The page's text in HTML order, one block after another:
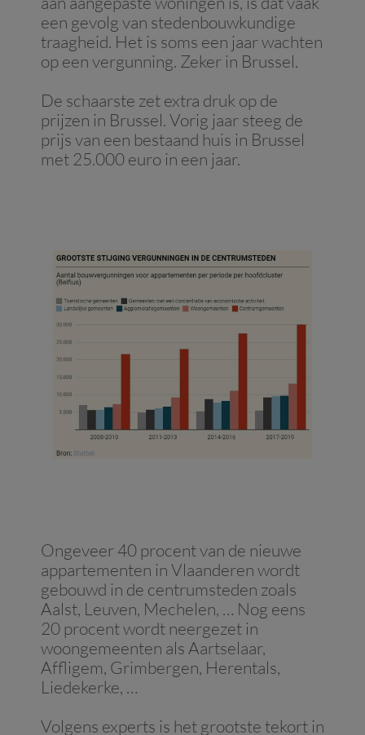
een gevolg van stedenbouwkundige
traagheid. Het is soms een jaar wachten
op een vergunning. Zeker in Brussel.
De schaarste zet extra druk op de
prijzen in Brussel. Vorig jaar steeg de
prijs van een bestaand huis in Brussel
met 25.000 euro in een jaar.
Ongeveer 40 procent van de nieuwe
appartementen in Vlaanderen wordt
gebouwd in de centrumsteden zoals
Aalst, Leuven, Mechelen, … Nog eens
20 procent wordt neergezet in
woongemeenten als Aartselaar,
Affligem, Grimbergen, Herentals,
Liedekerke, …
Volgens experts is het grootste tekort in